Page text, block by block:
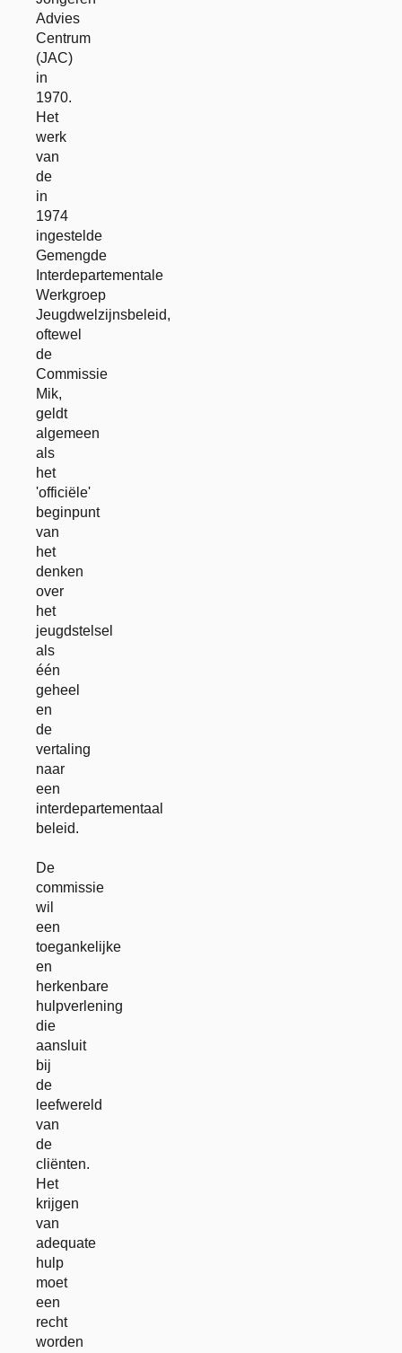
Advies
Centrum
(JAC)
in
1970.
Het
werk
van
de
in
1974
ingestelde
Gemengde
Interdepartementale
Werkgroep
Jeugdwelzijnsbeleid,
oftewel
de
Commissie
Mik,
geldt
algemeen
als
het
'officiële'
beginpunt
van
het
denken
over
het
jeugdstelsel
als
één
geheel
en
de
vertaling
naar
een
interdepartementaal
beleid.
De
commissie
wil
een
toegankelijke
en
herkenbare
hulpverlening
die
aansluit
bij
de
leefwereld
van
de
cliënten.
Het
krijgen
van
adequate
hulp
moet
een
recht
worden